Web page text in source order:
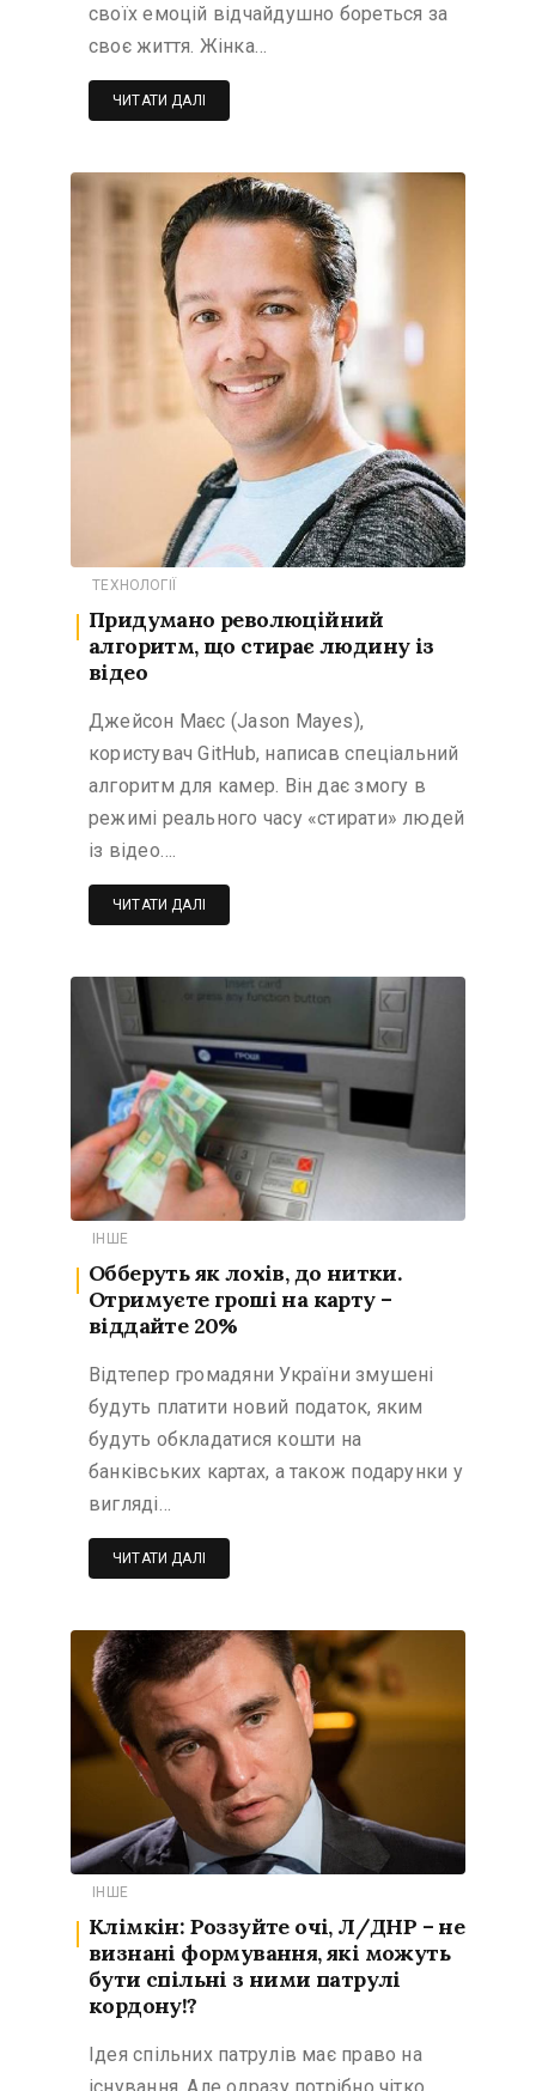
своїх емоцій відчайдушно бореться за
своє життя. Жінка…
ЧИТАТИ ДАЛІ
ТЕХНОЛОГІЇ
Придумано революційний
алгоритм, що стирає людину із
відео
Джейсон Маєс (Jason Mayes),
користувач GitHub, написав спеціальний
алгоритм для камер. Він дає змогу в
режимі реального часу «стирати» людей
із відео….
ЧИТАТИ ДАЛІ
ІНШЕ
Обберуть як лохів, до нитки.
Отримуєте гроші на карту –
віддайте 20%
Відтепер громадяни України змушені
будуть платити новий податок, яким
будуть обкладатися кошти на
банківських картах, а також подарунки у
вигляді…
ЧИТАТИ ДАЛІ
ІНШЕ
Клімкін: Роззуйте очі, Л/ДНР – не
визнані формування, які можуть
бути спільні з ними патрулі
кордону!?
Ідея спільних патрулів має право на
існування. Але одразу потрібно чітко